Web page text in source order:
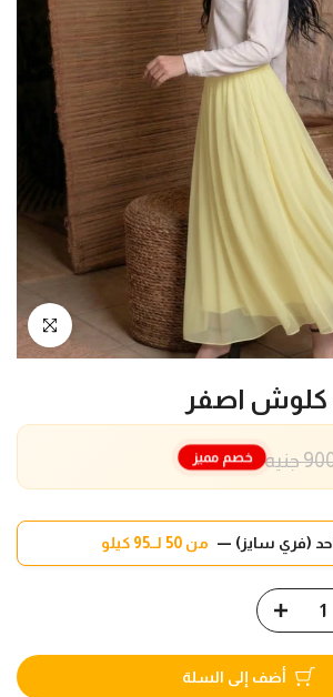
انقر للتكبير
اصفر
جنيه خصم مميز
(فري سايز) — من 50 لــ95 كيلو
أضف إلى السلة